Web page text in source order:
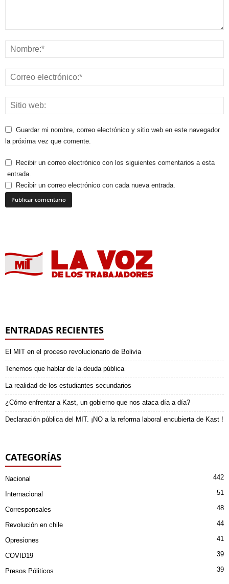
Guardar mi nombre, correo electrónico y sitio web en este navegador
la próxima vez que comente.
Recibir un correo electrónico con los siguientes comentarios a esta
entrada.
Recibir un correo electrónico con cada nueva entrada.
ENTRADAS RECIENTES
El MIT en el proceso revolucionario de Bolivia
Tenemos que hablar de la deuda pública
La realidad de los estudiantes secundarios
¿Cómo enfrentar a Kast, un gobierno que nos ataca día a día?
Declaración pública del MIT. ¡NO a la reforma laboral encubierta de Kast !
CATEGORÍAS
Nacional 442
Internacional 51
Corresponsales 48
Revolución en chile 44
Opresiones 41
COVID19 39
Presos Póliticos 39